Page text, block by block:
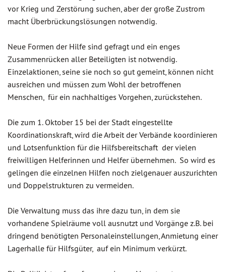
vor Krieg und Zerstörung suchen, aber der große Zustrom
macht Überbrückungslösungen notwendig.
Neue Formen der Hilfe sind gefragt und ein enges
Zusammenrücken aller Beteiligten ist notwendig.
Einzelaktionen, seine sie noch so gut gemeint, können nicht
ausreichen und müssen zum Wohl der betroffenen
Menschen, für ein nachhaltiges Vorgehen, zurückstehen.
Die zum 1. Oktober 15 bei der Stadt eingestellte
Koordinationskraft, wird die Arbeit der Verbände koordinieren
und Lotsenfunktion für die Hilfsbereitschaft der vielen
freiwilligen Helferinnen und Helfer übernehmen. So wird es
gelingen die einzelnen Hilfen noch zielgenauer auszurichten
und Doppelstrukturen zu vermeiden.
Die Verwaltung muss das ihre dazu tun, in dem sie
vorhandene Spielräume voll ausnutzt und Vorgänge z.B. bei
dringend benötigten Personaleinstellungen, Anmietung einer
Lagerhalle für Hilfsgüter, auf ein Minimum verkürzt.